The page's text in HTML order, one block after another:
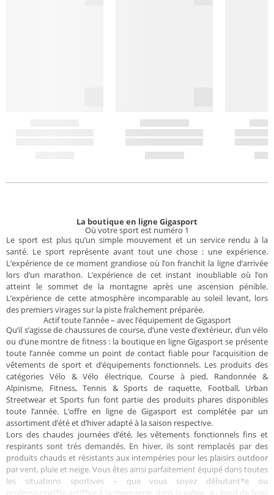
La boutique en ligne Gigasport
Où votre sport est numéro 1
Le sport est plus qu’un simple mouvement et un service rendu à la
santé. Le sport représente avant tout une chose : une expérience.
L’expérience de ce moment grandiose où l’on franchit la ligne d’arrivée
lors d’un marathon. L’expérience de cet instant inoubliable où l’on
atteint le sommet de la montagne après une ascension pénible.
L’expérience de cette atmosphère incomparable au soleil levant, lors
des premiers virages sur la piste fraîchement préparée.
Actif toute l’année – avec l’équipement de Gigasport
Qu’il s’agisse de chaussures de course, d’une veste d’extérieur, d’un vélo
ou d’une montre de fitness : la boutique en ligne Gigasport se présente
toute l’année comme un point de contact fiable pour l’acquisition de
vêtements de sport et d’équipements fonctionnels. Les produits des
catégories Vélo & Vélo électrique, Course à pied, Randonnée &
Alpinisme, Fitness, Tennis & Sports de raquette, Football, Urban
Streetwear et Sports fun font partie des produits phares disponibles
toute l’année. L’offre en ligne de Gigasport est complétée par un
assortiment d’été et d’hiver adapté à la saison respective.
Lors des chaudes journées d’été, les vêtements fonctionnels fins et
respirants sont très demandés. En hiver, ils sont remplacés par des
produits chauds et résistants aux intempéries pour les plaisirs outdoor
par vent, pluie et neige. Vous êtes ainsi parfaitement équipé dans toutes
les situations sportives – que vous soyez débutant*e ou
professionnel*le actif*ve à la montagne, dans la vallée, au bord de l’eau